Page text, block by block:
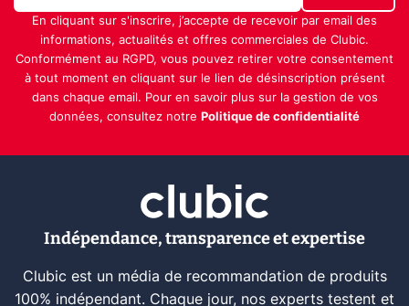
En cliquant sur s'inscrire, j’accepte de recevoir par email des
informations, actualités et offres commerciales de Clubic.
Conformément au RGPD, vous pouvez retirer votre consentement
à tout moment en cliquant sur le lien de désinscription présent
dans chaque email. Pour en savoir plus sur la gestion de vos
données, consultez notre Politique de confidentialité
Indépendance, transparence et expertise
Clubic est un média de recommandation de produits
100% indépendant. Chaque jour, nos experts testent et